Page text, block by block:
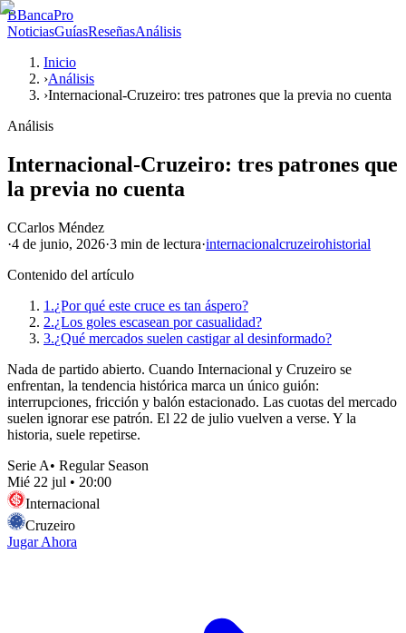
BBancaPro
NoticiasGuíasReseñasAnálisis
Inicio
›Análisis
›Internacional-Cruzeiro: tres patrones que la previa no cuenta
Análisis
Internacional-Cruzeiro: tres patrones que
la previa no cuenta
CCarlos Méndez
·4 de junio, 2026·3 min de lectura·internacionalcruzeirohistorial
Contenido del artículo
1.¿Por qué este cruce es tan áspero?
2.¿Los goles escasean por casualidad?
3.¿Qué mercados suelen castigar al desinformado?
Nada de partido abierto. Cuando Internacional y Cruzeiro se
enfrentan, la tendencia histórica marca un único guión:
interrupciones, fricción y balón estacionado. Las cuotas del mercado
suelen ignorar ese patrón. El 22 de julio vuelven a verse. Y la
historia, suele repetirse.
Serie A• Regular Season
Mié 22 jul • 20:00
Internacional
Cruzeiro
Jugar Ahora